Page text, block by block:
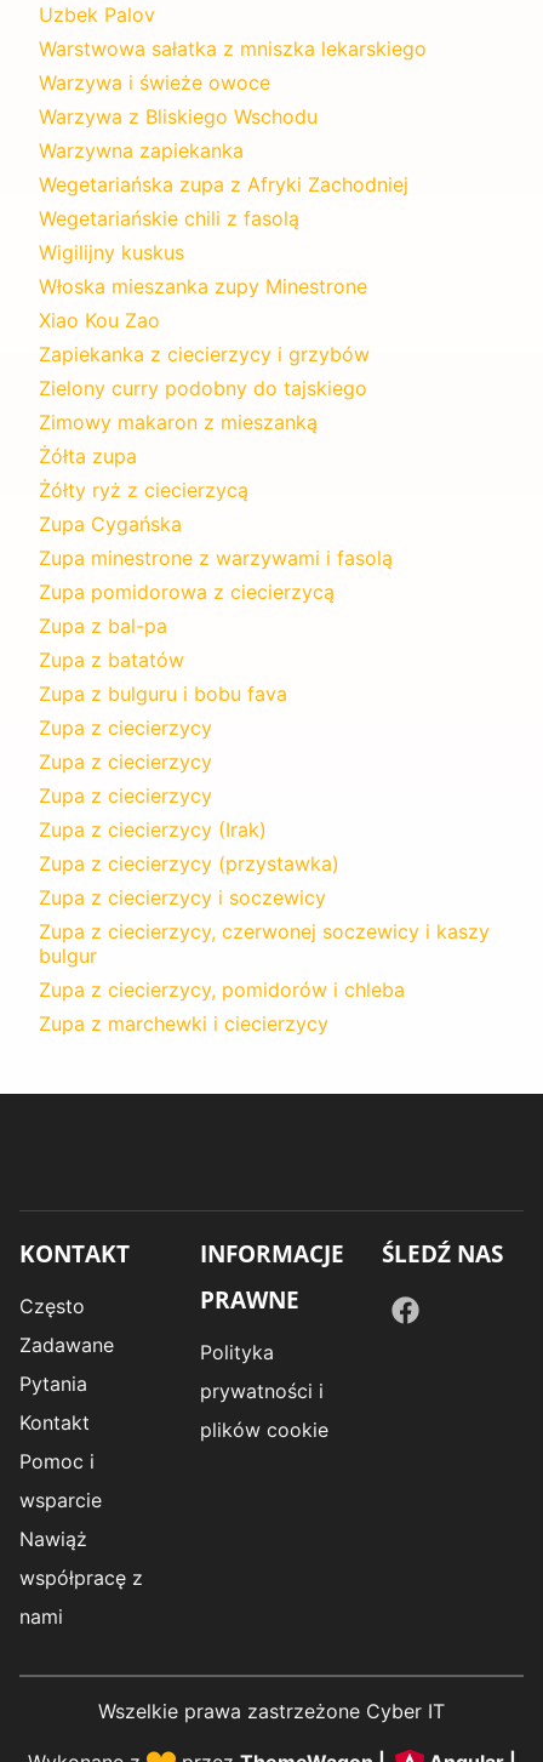
Uzbek Palov
Warstwowa sałatka z mniszka lekarskiego
Warzywa i świeże owoce
Warzywa z Bliskiego Wschodu
Warzywna zapiekanka
Wegetariańska zupa z Afryki Zachodniej
Wegetariańskie chili z fasolą
Wigilijny kuskus
Włoska mieszanka zupy Minestrone
Xiao Kou Zao
Zapiekanka z ciecierzycy i grzybów
Zielony curry podobny do tajskiego
Zimowy makaron z mieszanką
Żółta zupa
Żółty ryż z ciecierzycą
Zupa Cygańska
Zupa minestrone z warzywami i fasolą
Zupa pomidorowa z ciecierzycą
Zupa z bal-pa
Zupa z batatów
Zupa z bulguru i bobu fava
Zupa z ciecierzycy
Zupa z ciecierzycy
Zupa z ciecierzycy
Zupa z ciecierzycy (Irak)
Zupa z ciecierzycy (przystawka)
Zupa z ciecierzycy i soczewicy
Zupa z ciecierzycy, czerwonej soczewicy i kaszy
bulgur
Zupa z ciecierzycy, pomidorów i chleba
Zupa z marchewki i ciecierzycy
KONTAKT
Często
Zadawane
Pytania
Kontakt
Pomoc i
wsparcie
Nawiąż
współpracę z
nami
INFORMACJE
PRAWNE
Polityka
prywatności i
plików cookie
ŚLEDŹ NAS
Wszelkie prawa zastrzeżone Cyber IT